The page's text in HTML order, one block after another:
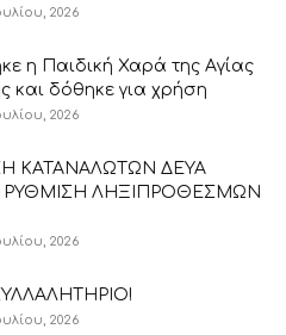
2026
η Παιδική Χαρά της Αγίας
και δόθηκε για χρήση
2026
ΚΑΤΑΝΑΛΩΤΩΝ ΔΕΥΑ
ΡΥΘΜΙΣΗ ΛΗΞΙΠΡΟΘΕΣΜΩΝ
2026
2026